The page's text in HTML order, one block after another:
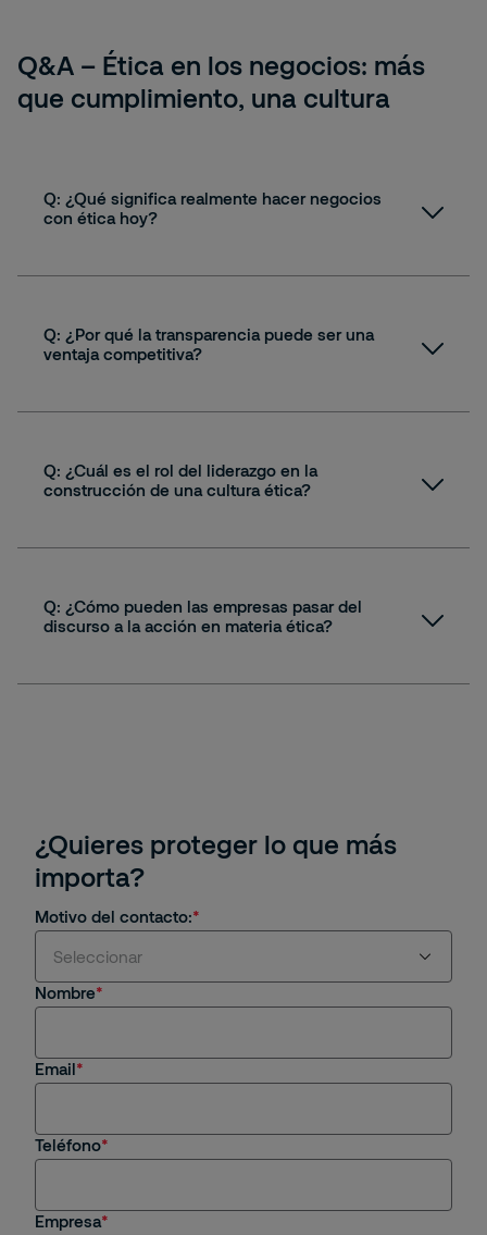
Q&A – Ética en los negocios: más
que cumplimiento, una cultura
Q: ¿Qué significa realmente hacer negocios
con ética hoy?
A:
social
Q: ¿Por qué la transparencia puede ser una
ventaja competitiva?
A:
social
Q: ¿Cuál es el rol del liderazgo en la
construcción de una cultura ética?
A:
Q: ¿Cómo pueden las empresas pasar del
discurso a la acción en materia ética?
A:
social
¿Quieres proteger lo que más
importa?
Motivo del contacto:
Seleccionar
Soy cliente actual
Estoy interesado en una oportunidad de empleo
Nombre
Email
Teléfono
Empresa